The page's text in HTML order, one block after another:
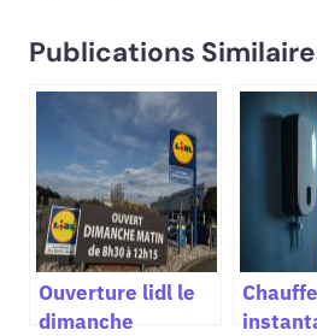
Publications
Ouverture lidl le
dimanche